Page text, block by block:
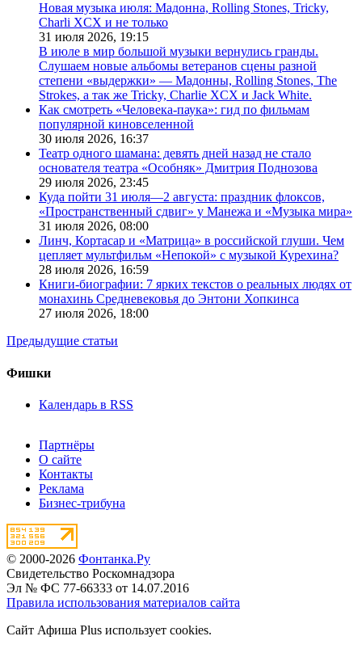
Новая музыка июля: Мадонна, Rolling Stones, Tricky,
Charli XCX и не только
31 июля 2026, 19:15
В июле в мир большой музыки вернулись гранды.
Слушаем новые альбомы ветеранов сцены разной
степени «выдержки» — Мадонны, Rolling Stones, The
Strokes, а так же Tricky, Charlie XCX и Jack White.
Как смотреть «Человека-паука»: гид по фильмам
популярной киновселенной
30 июля 2026, 16:37
Театр одного шамана: девять дней назад не стало
основателя театра «Особняк» Дмитрия Поднозова
29 июля 2026, 23:45
Куда пойти 31 июля—2 августа: праздник флоксов,
«Пространственный сдвиг» у Манежа и «Музыка мира»
31 июля 2026, 08:00
Линч, Кортасар и «Матрица» в российской глуши. Чем
цепляет мультфильм «Непокой» с музыкой Курехина?
28 июля 2026, 16:59
Книги-биографии: 7 ярких текстов о реальных людях от
монахинь Средневековья до Энтони Хопкинса
27 июля 2026, 18:00
Предыдущие статьи
Фишки
Календарь в RSS
Партнёры
О сайте
Контакты
Реклама
Бизнес-трибуна
© 2000-2026 Фонтанка.Ру
Свидетельство Роскомнадзора
Эл № ФС 77-66333 от 14.07.2016
Правила использования материалов сайта
Сайт Афиша Plus использует cookies.